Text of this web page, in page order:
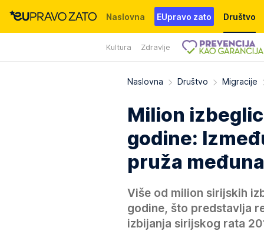
Naslovna EUpravo zato Društvo
Kultura Zdravlje
Događaji News WMG fondacija
Naslovna Društvo Migracije
Milion
godine:
pruža
Više od milion sirijskih
godine, što predstavlja
izbijanja sirijskog rata